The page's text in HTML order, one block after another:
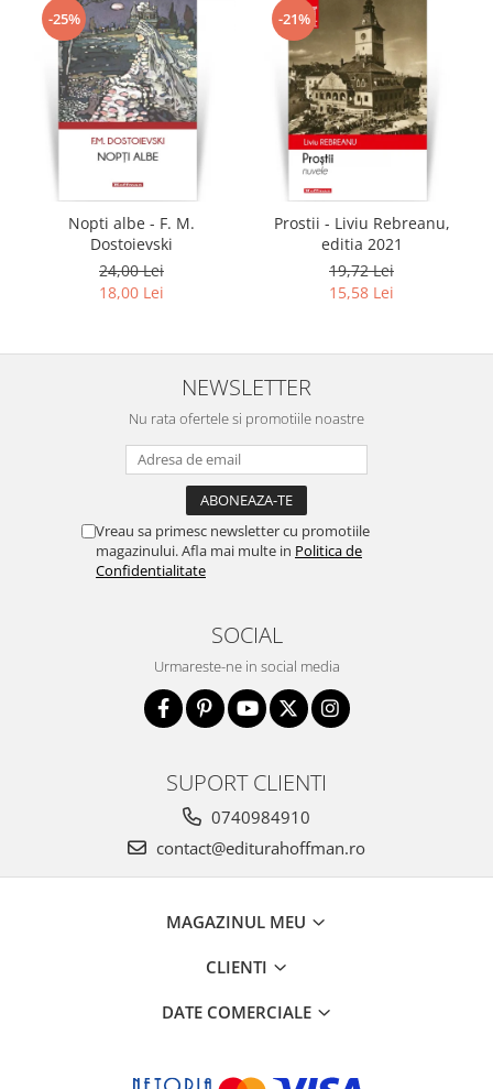
-25%
Nopti albe - F. M.
Dostoievski
24,00 Lei
18,00 Lei
-21%
Prostii - Liviu Rebreanu,
editia 2021
19,72 Lei
15,58 Lei
NEWSLETTER
Nu rata ofertele si promotiile noastre
Vreau sa primesc newsletter cu promotiile
magazinului. Afla mai multe in Politica de
Confidentialitate
SOCIAL
Urmareste-ne in social media
SUPORT CLIENTI
0740984910
contact@editurahoffman.ro
MAGAZINUL MEU
CLIENTI
DATE COMERCIALE